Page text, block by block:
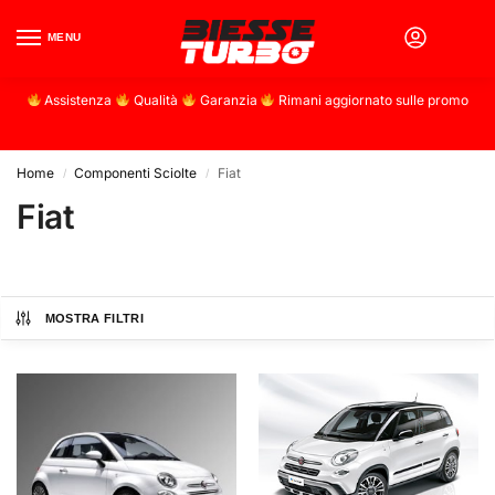
MENU
Assistenza Qualità Garanzia Rimani aggiornato sulle promo
Home / Componenti Sciolte / Fiat
Fiat
MOSTRA FILTRI